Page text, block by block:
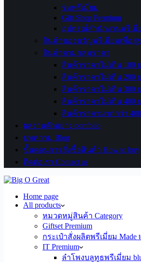
ร่มพรีเมี่ยม
Gift Shop Premium
อุปกรณ์สำนักงานพรีเมี่
สินค้าของขวัญพรีเมี่ยมเพื่อสุ
สินค้าตามกลุ่มราคา
สินค้าราคาไม่เกิน 100
สินค้าราคาไม่เกิน 200
สินค้าราคาไม่เกิน 300
สินค้าราคาไม่เกิน 400
สินค้าราคามากกว่า
ผลงานตัวอย่าง portfolio
บทความ Blog
ขั้นตอนการสั่งซื้อสินค้า How to buy
ติดต่อเรา Contact us
Home page
All products
หมวดหมู่สินค้า Category
Giftset Premium
กระเป๋าสั่งผลิตพรีเมี่ยม Made
IT Premium
ลำโพงบลูทูธพรีเมี่ยม